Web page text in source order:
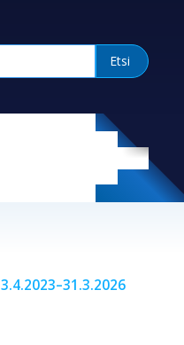
3.4.2023–31.3.2026